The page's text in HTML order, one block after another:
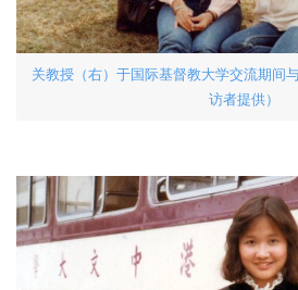
关教授（右）于国际基督教大学交流期间
访者提供）